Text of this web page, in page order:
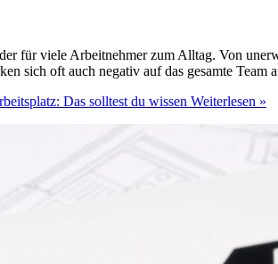
für viele Arbeitnehmer zum Alltag. Von
sich oft auch negativ auf das gesamte
Das solltest du wissen Weiterlesen »